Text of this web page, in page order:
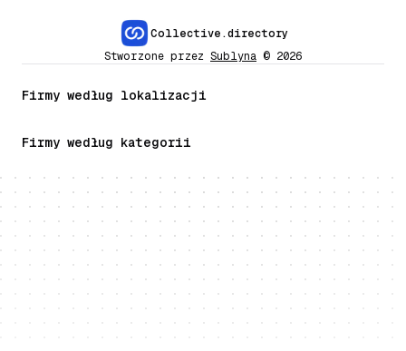
Collective.directory
Stworzone przez Sublyna © 2026
Firmy według lokalizacji
Firmy według kategorii